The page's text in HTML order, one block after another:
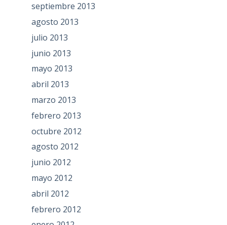
septiembre 2013
agosto 2013
julio 2013
junio 2013
mayo 2013
abril 2013
marzo 2013
febrero 2013
octubre 2012
agosto 2012
junio 2012
mayo 2012
abril 2012
febrero 2012